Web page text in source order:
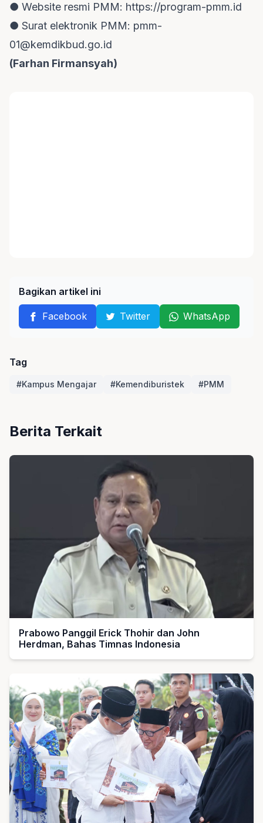
● Website resmi PMM: https://program-pmm.id
● Surat elektronik PMM: pmm-
01@kemdikbud.go.id
(Farhan Firmansyah)
Bagikan artikel ini
Facebook Twitter WhatsApp
Tag
#Kampus Mengajar #Kemendiburistek #PMM
Berita Terkait
Prabowo Panggil Erick Thohir dan John
Herdman, Bahas Timnas Indonesia